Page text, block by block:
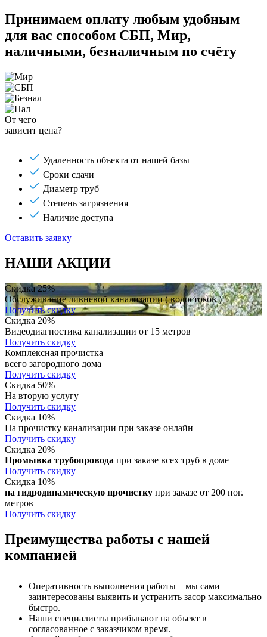
Принимаем оплату любым удобным
для вас способом СБП, Мир,
наличными, безналичным по счёту
От чего
зависит цена?
Удаленность объекта от нашей базы
Сроки сдачи
Диаметр труб
Степень загрязнения
Наличие доступа
Оставить заявку
НАШИ АКЦИИ
Скидка 25%
Обслуживание ливневой канализации ( водостоков )
Получить скидку
Скидка 20%
Видеодиагностика канализации от 15 метров
Получить скидку
Комплексная прочистка
всего загородного дома
Получить скидку
Скидка 50%
На вторую услугу
Получить скидку
Скидка 10%
На прочистку канализации при заказе онлайн
Получить скидку
Скидка 20%
Промывка трубопровода при заказе всех труб в доме
Получить скидку
Скидка 10%
на гидродинамическую прочистку при заказе от 200 пог.
метров
Получить скидку
Преимущества работы с нашей
компанией
Оперативность выполнения работы – мы сами
заинтересованы выявить и устранить засор максимально
быстро.
Наши специалисты прибывают на объект в
согласованное с заказчиком время.